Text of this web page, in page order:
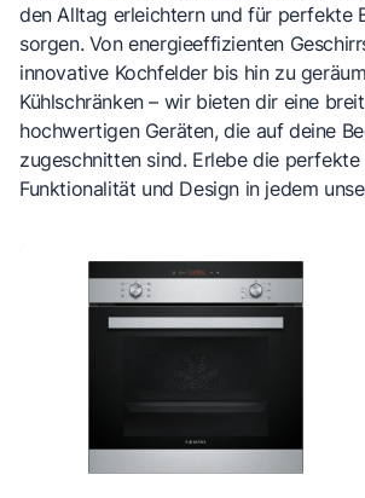
den Alltag erleichtern und für perfekte
sorgen. Von energieeffizienten
innovative Kochfelder bis hin zu
Kühlschränken – wir bieten dir eine
hochwertigen Geräten, die auf deine
zugeschnitten sind. Erlebe die
Funktionalität und Design in jedem